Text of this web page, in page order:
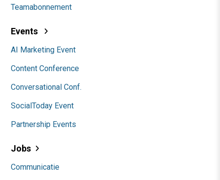
Teamabonnement
Events
AI Marketing Event
Content Conference
Conversational Conf.
SocialToday Event
Partnership Events
Jobs
Communicatie